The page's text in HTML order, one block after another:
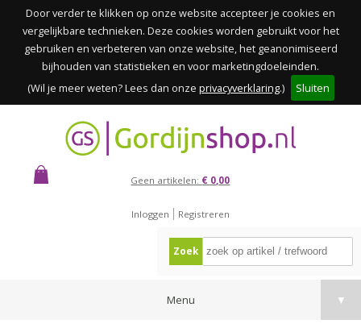
Door verder te klikken op onze website accepteer je cookies en
vergelijkbare technieken. Deze cookies worden gebruikt voor het
gebruiken en verbeteren van onze website, het geanonimiseerd
bijhouden van statistieken en voor marketingdoeleinden.
(Wil je meer weten? Lees dan onze privacyverklaring.) Sluiten
Geen artikelen: € 0,00
Inloggen Registreren
Zoek
Menu ▼